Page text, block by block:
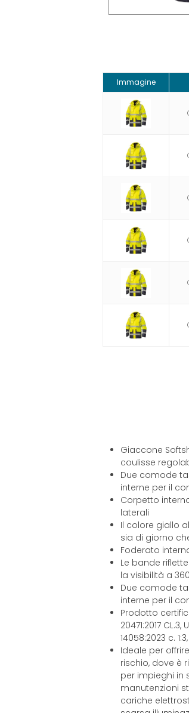
Immagine
Giaccone
coulisse
Due comode
interne per il
Corpetto
laterali
Il colore giallo
sia di giorno
Foderato
Le bande
la visibilità a
Due comode
interne per il
Prodotto
20471:2017 CL.3,
14058:2023 c.
Ideale per
rischio, dove è
per impieghi in
manutenzioni
cariche